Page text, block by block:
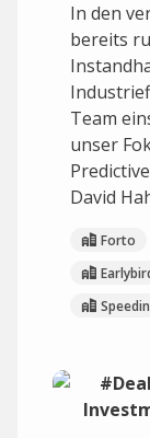
In den
bereits
Team
unser
David
Forto